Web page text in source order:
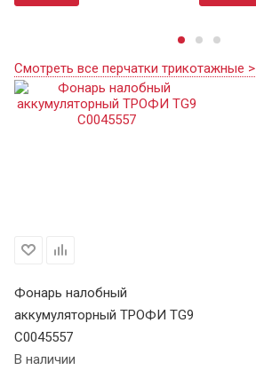
Смотреть все перчатки трикотажные >
Фонарь налобный
аккумуляторный ТРОФИ TG9
C0045557
В наличии